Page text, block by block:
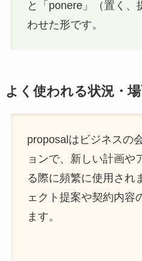
と「ponere」（置く、
わせた形です。
よく使われる状況・
proposalはビジネスの
ョンで、新しい計画や
る際に頻繁に使用され
ェクト提案や契約内容
ます。